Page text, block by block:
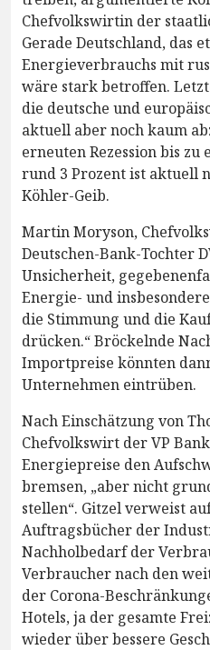
Chefvolkswirtin der
Gerade Deutschland, das
Energieverbrauchs mit
wäre stark betroffen.
die deutsche und
aktuell aber noch kaum
erneuten Rezession bis zu
rund 3 Prozent ist aktuell
Köhler-Geib.
Martin Moryson,
Deutschen-Bank-Tochter
Unsicherheit,
Energie- und
die Stimmung und die
drücken.“ Bröckelnde
Importpreise könnten
Unternehmen eintrüben.
Nach Einschätzung von
Chefvolkswirt der VP
Energiepreise den
bremsen, „aber nicht
stellen“. Gitzel verweist
Auftragsbücher der
Nachholbedarf der
Verbraucher nach den
der Corona-
Hotels, ja der gesamte
wieder über bessere